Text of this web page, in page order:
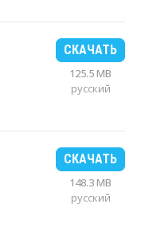
СКАЧАТЬ
125.5 MB
русский
СКАЧАТЬ
148.3 MB
русский